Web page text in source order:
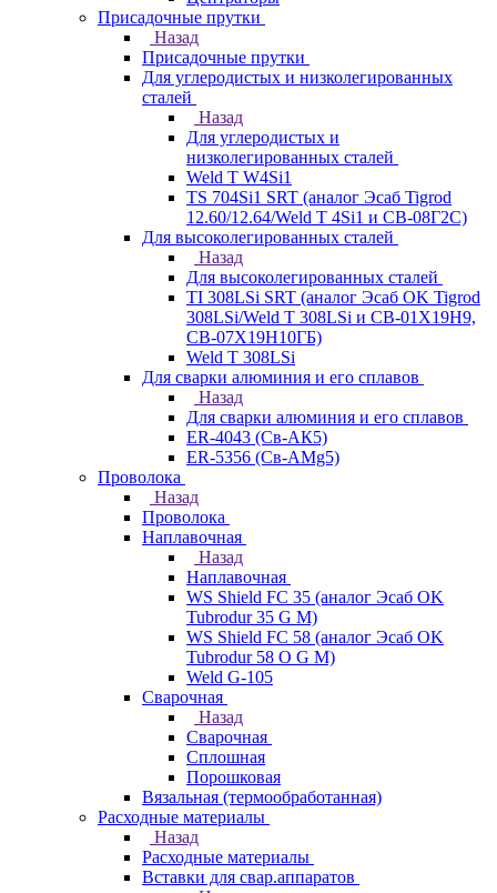
Присадочные прутки
Назад
Присадочные прутки
Для углеродистых и низколегированных
сталей
Назад
Для углеродистых и
низколегированных сталей
Weld T W4Si1
TS 704Si1 SRT (аналог Эсаб Tigrod
12.60/12.64/Weld T 4Si1 и СВ-08Г2С)
Для высоколегированных сталей
Назад
Для высоколегированных сталей
TI 308LSi SRT (аналог Эсаб OK Tigrod
308LSi/Weld T 308LSi и СВ-01Х19Н9,
СВ-07Х19Н10ГБ)
Weld T 308LSi
Для сварки алюминия и его сплавов
Назад
Для сварки алюминия и его сплавов
ER-4043 (Св-АК5)
ER-5356 (Св-АМg5)
Проволока
Назад
Проволока
Наплавочная
Назад
Наплавочная
WS Shield FC 35 (аналог Эсаб OK
Tubrodur 35 G M)
WS Shield FC 58 (аналог Эсаб OK
Tubrodur 58 O G M)
Weld G-105
Сварочная
Назад
Сварочная
Сплошная
Порошковая
Вязальная (термообработанная)
Расходные материалы
Назад
Расходные материалы
Вставки для свар.аппаратов